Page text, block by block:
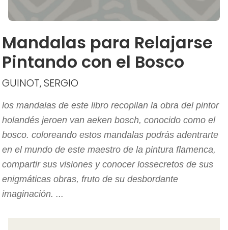
Mandalas para Relajarse
Pintando con el Bosco
GUINOT, SERGIO
los mandalas de este libro recopilan la obra del pintor
holandés jeroen van aeken bosch, conocido como el
bosco. coloreando estos mandalas podrás adentrarte
en el mundo de este maestro de la pintura flamenca,
compartir sus visiones y conocer lossecretos de sus
enigmáticas obras, fruto de su desbordante
imaginación. ...